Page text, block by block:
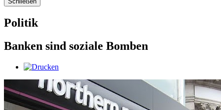
Politik
Banken sind soziale Bomben